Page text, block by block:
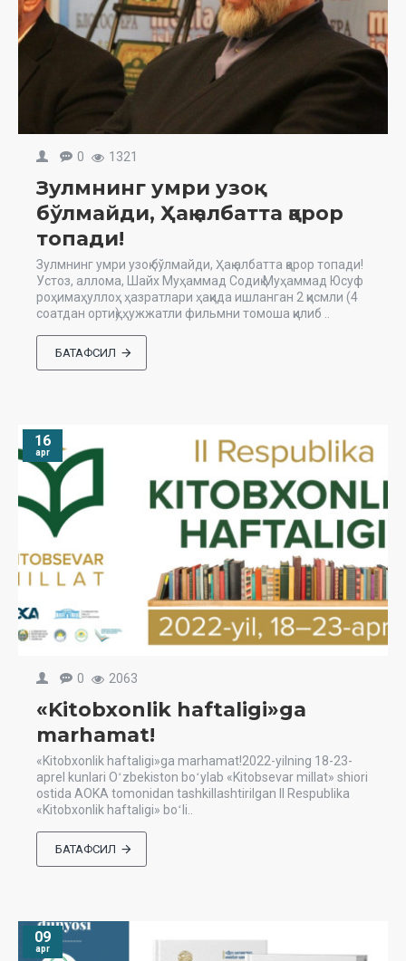
0 1321
Зулмнинг умри узоқ
бўлмайди, Ҳақ албатта қарор
топади!
Зулмнинг умри узоқ бўлмайди, Ҳақ албатта қарор топади!
Устоз, аллома, Шайх Муҳаммад Содиқ Муҳаммад Юсуф
роҳимаҳуллоҳ ҳазратлари ҳақида ишланган 2 қисмли (4
соатдан ортиқ) ҳужжатли фильмни томоша қилиб ..
БАТАФСИЛ
16
apr
0 2063
«Kitobxonlik haftaligi»ga
marhamat!
«Kitobxonlik haftaligi»ga marhamat!2022-yilning 18-23-
aprel kunlari Oʻzbekiston boʻylab «Kitobsevar millat» shiori
ostida AOKA tomonidan tashkillashtirilgan II Respublika
«Kitobxonlik haftaligi» boʻli..
БАТАФСИЛ
09
apr